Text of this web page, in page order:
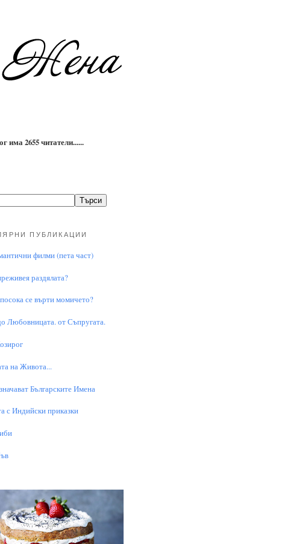
има 2655 читатели......
ПУБЛИКАЦИИ
филми (пета част)
раздялата?
се върти момичето?
Любовницата. от Съпругата.
на Живота...
Българските Имена
с Индийски приказки